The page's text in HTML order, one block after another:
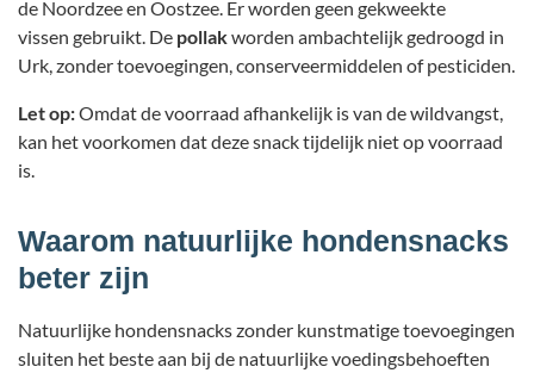
de Noordzee en Oostzee. Er worden geen gekweekte
vissen gebruikt. De pollakworden ambachtelijk gedroogd in
Urk, zonder toevoegingen, conserveermiddelen of pesticiden.
Let op:Omdat de voorraad afhankelijk is van de wildvangst,
kan het voorkomen dat deze snack tijdelijk niet op voorraad
is.
Waarom natuurlijke hondensnacks
beter zijn
Natuurlijke hondensnacks zonder kunstmatige toevoegingen
sluiten het beste aan bij de natuurlijke voedingsbehoeften